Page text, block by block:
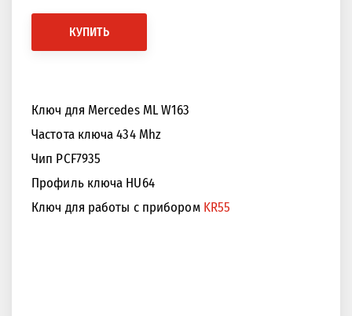
КУПИТЬ
Ключ для Mercedes ML W163
Частота ключа 434 Mhz
Чип PCF7935
Профиль ключа HU64
Ключ для работы с прибором KR55